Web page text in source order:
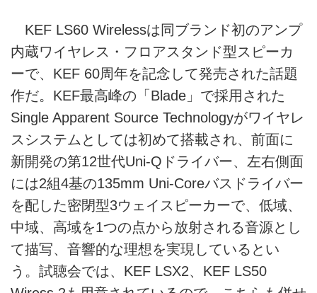
KEF LS60 Wirelessは同ブランド初のアンプ
内蔵ワイヤレス・フロアスタンド型スピーカ
ーで、KEF 60周年を記念して発売された話題
作だ。KEF最高峰の「Blade」で採用された
Single Apparent Source Technologyがワイヤレ
スシステムとしては初めて搭載され、前面に
新開発の第12世代Uni-Qドライバー、左右側面
には2組4基の135mm Uni-Coreバスドライバー
を配した密閉型3ウェイスピーカーで、低域、
中域、高域を1つの点から放射される音源とし
て描写、音響的な理想を実現しているとい
う。試聴会では、KEF LSX2、KEF LS50